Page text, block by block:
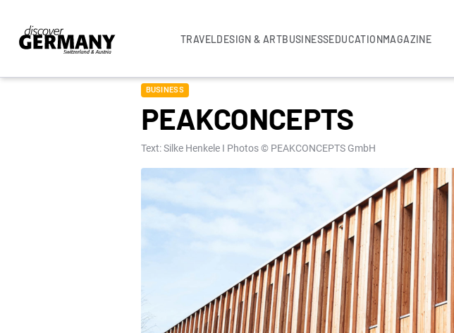
TRAVELDESIGN & ARTBUSINESSEDUCATIONMAGAZINE
BUSINESS
PEAKCONCEPTS
Text: Silke Henkele I Photos © PEAKCONCEPTS GmbH